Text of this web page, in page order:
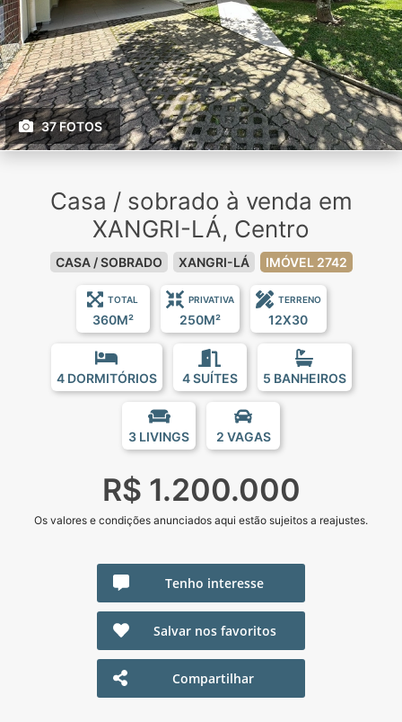
37 FOTOS
Casa / sobrado à venda em
XANGRI-LÁ, Centro
CASA / SOBRADO XANGRI-LÁ IMÓVEL 2742
TOTAL
360M²
PRIVATIVA
250M²
TERRENO
12X30
4 DORMITÓRIOS 4 SUÍTES 5 BANHEIROS
3 LIVINGS 2 VAGAS
R$ 1.200.000
Os valores e condições anunciados aqui estão sujeitos a reajustes.
Tenho interesse
Salvar nos favoritos
Compartilhar